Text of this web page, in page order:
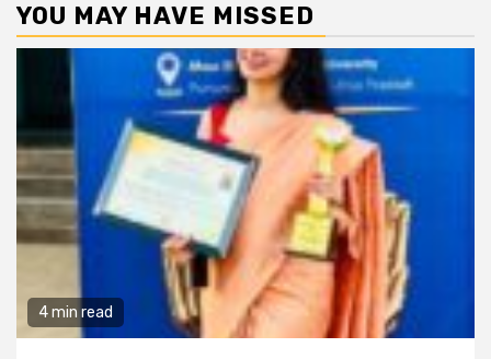
YOU MAY HAVE MISSED
4 min read